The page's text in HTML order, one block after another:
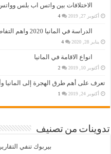
الاختلافات بين واتس اب بلس
أكتوبر 27, 2019 4
الدراسة في المانيا 2020 واهم التفاصيل عنها
يناير 28, 2020 4
انواع الاقامة في المانيا
أكتوبر 10, 2019 2
تعرف على أهم طرق الهجرة إلى المانيا
أكتوبر 24, 2019 1
تدوينات من تصنيف
بيربوك تنفي